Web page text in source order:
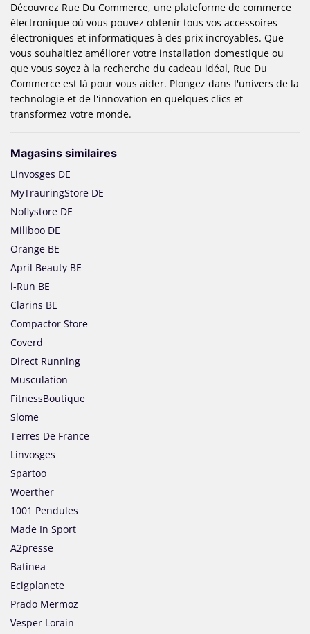
Découvrez Rue Du Commerce, une plateforme de commerce
électronique où vous pouvez obtenir tous vos accessoires
électroniques et informatiques à des prix incroyables. Que
vous souhaitiez améliorer votre installation domestique ou
que vous soyez à la recherche du cadeau idéal, Rue Du
Commerce est là pour vous aider. Plongez dans l'univers de la
technologie et de l'innovation en quelques clics et
transformez votre monde.
Magasins similaires
Linvosges DE
MyTrauringStore DE
Noflystore DE
Miliboo DE
Orange BE
April Beauty BE
i-Run BE
Clarins BE
Compactor Store
Coverd
Direct Running
Musculation
FitnessBoutique
Slome
Terres De France
Linvosges
Spartoo
Woerther
1001 Pendules
Made In Sport
A2presse
Batinea
Ecigplanete
Prado Mermoz
Vesper Lorain